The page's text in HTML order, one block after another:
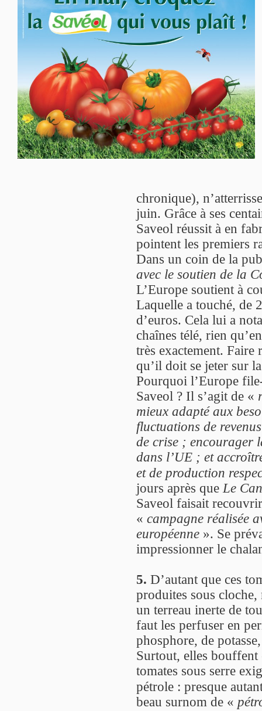
chronique),
juin. Grâce à ses
Saveol réussit à en
pointent les premiers
Dans un coin de la
avec le soutien de la
L’Europe soutient à
Laquelle a touché, de
d’euros. Cela lui a
chaînes télé, rien
très exactement. Faire
qu’il doit se jeter sur
Pourquoi l’Europe
Saveol ? Il s’agit de «
mieux adapté aux
fluctuations de
de crise ; encourager
dans l’UE ; et
et de production
jours après que Le
Saveol faisait
« campagne réalisée
européenne ». Se
impressionner le
5. D’autant que ces
produites sous cloche,
un terreau inerte de
faut les perfuser en
phosphore, de
Surtout, elles bouffent
tomates sous serre
pétrole : presque
beau surnom de «